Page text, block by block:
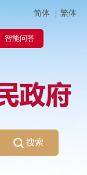
简体 | 繁体
智能问答
搜索